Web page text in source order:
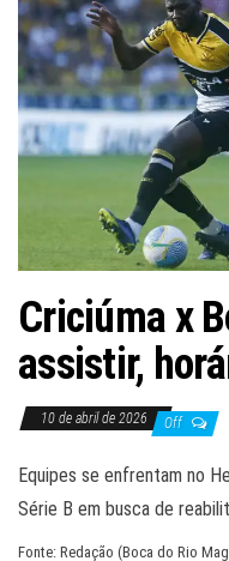
Criciúma x
assistir,
10 de abril de 2026 Off
Equipes se enfrentam no
Série B em busca de
Fonte: Redação (Boca do Rio